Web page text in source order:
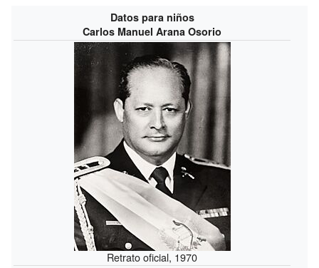
Datos para niños
Carlos Manuel Arana Osorio
Retrato oficial, 1970